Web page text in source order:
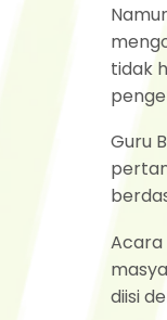
tidak
Guru
Acara
diisi